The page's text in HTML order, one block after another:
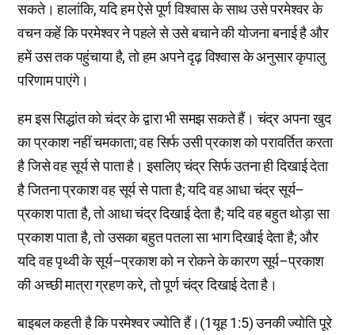
सकते। हालांकि, यदि हम ऐसे पूर्ण विश्वास के साथ उसे परमेश्वर के
वचन कहें कि परमेश्वर ने पहले से उसे बचाने की योजना बनाई है और
हमें उस तक पहुंचाया है, तो हम अपने दृढ़ विश्वास के अनुसार कृपालु
परिणाम पाएंगे।
हम इस सिद्धांत को चंद्र के द्वारा भी समझ सकते हैं। चंद्र अपना खुद
का प्रकाश नहीं चमकाता; वह सिर्फ उसी प्रकाश को परावर्तित करता
है जिसे वह सूर्य से पाता है। इसलिए चंद्र सिर्फ उतना ही दिखाई देता
है जितना प्रकाश वह सूर्य से पाता है; यदि वह आधा चंद्र सूर्य–
प्रकाश पाता है, तो आधा चंद्र दिखाई देता है; यदि वह बहुत थोड़ा सा
प्रकाश पाता है, तो उसका बहुत पतला सा भाग दिखाई देता है; और
यदि वह पृथ्वी के सूर्य–प्रकाश को न रोकने के कारण सूर्य–प्रकाश
की अच्छी मात्रा ग्रहण करे, तो पूर्ण चंद्र दिखाई देता है।
बाइबल कहती है कि परमेश्वर ज्योति हैं।(1यूह 1:5) उनकी ज्योति पूरे